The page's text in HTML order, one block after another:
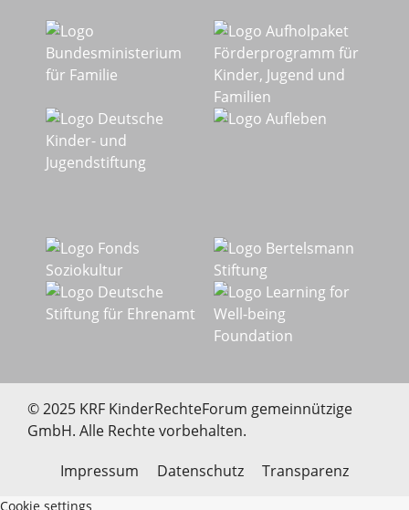
© 2025 KRF KinderRechteForum gemeinnützige
GmbH. Alle Rechte vorbehalten.
Impressum
Datenschutz Transparenz
Cookie settings